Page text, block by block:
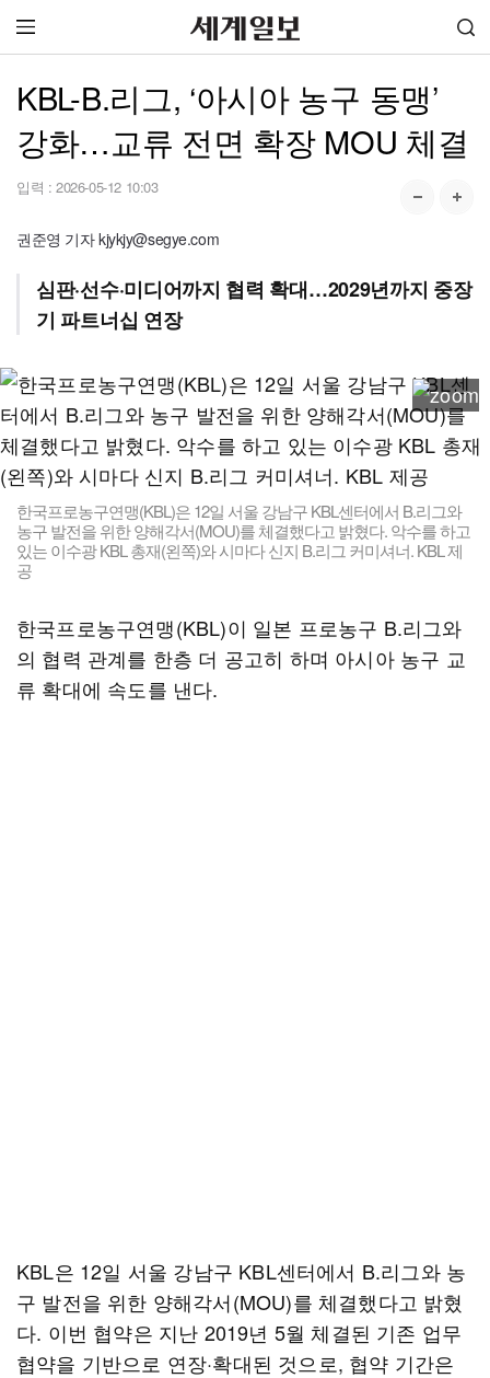
KBL-B.리그, ‘아시아 농구 동맹’
강화…교류 전면 확장 MOU 체결
입력 : 2026-05-12 10:03
권준영 기자 kjykjy@segye.com
심판·선수·미디어까지 협력 확대…2029년까지 중장
기 파트너십 연장
한국프로농구연맹(KBL)은 12일 서울 강남구 KBL센터에서 B.리그와
농구 발전을 위한 양해각서(MOU)를 체결했다고 밝혔다. 악수를 하고
있는 이수광 KBL 총재(왼쪽)와 시마다 신지 B.리그 커미셔너. KBL 제
공
한국프로농구연맹(KBL)이 일본 프로농구 B.리그와
의 협력 관계를 한층 더 공고히 하며 아시아 농구 교
류 확대에 속도를 낸다.
KBL은 12일 서울 강남구 KBL센터에서 B.리그와 농
구 발전을 위한 양해각서(MOU)를 체결했다고 밝혔
다. 이번 협약은 지난 2019년 5월 체결된 기존 업무
협약을 기반으로 연장·확대된 것으로, 협약 기간은